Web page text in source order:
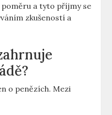
a tyto příjmy se
zkušeností a
o penězích. Mezi